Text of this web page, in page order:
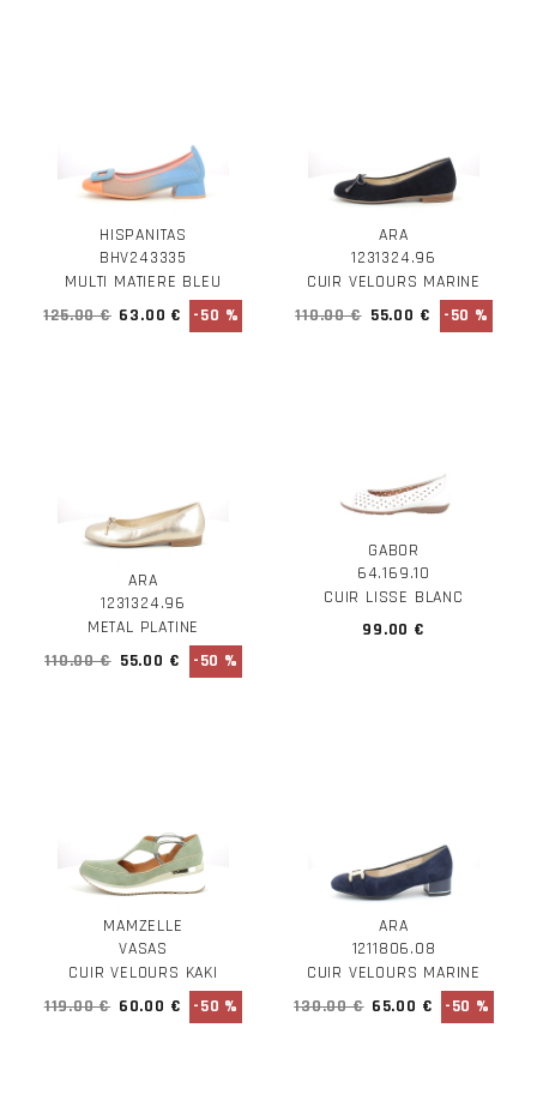
HISPANITAS
BHV243335
MULTI MATIERE BLEU
125.00 € 63.00 € -50 %
ARA
1231324.96
CUIR VELOURS MARINE
110.00 € 55.00 € -50 %
ARA
1231324.96
METAL PLATINE
110.00 € 55.00 € -50 %
GABOR
64.169.10
CUIR LISSE BLANC
99.00 €
MAMZELLE
VASAS
CUIR VELOURS KAKI
119.00 € 60.00 € -50 %
ARA
1211806.08
CUIR VELOURS MARINE
130.00 € 65.00 € -50 %